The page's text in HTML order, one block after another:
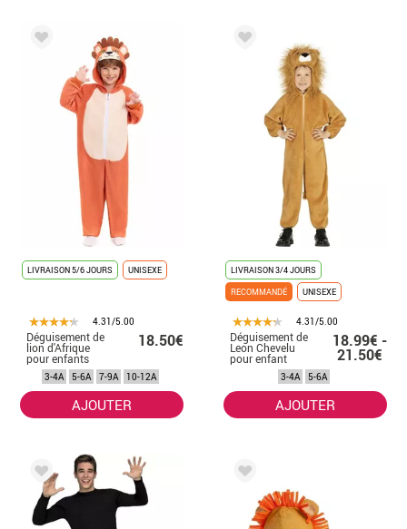
LIVRAISON 5/6 JOURS UNISEXE
4.31/5.00
Déguisement de
lion d'Afrique
pour enfants
18.50€
3-4A 5-6A 7-9A 10-12A
AJOUTER
LIVRAISON 3/4 JOURS
RECOMMANDÉ
UNISEXE
4.31/5.00
Déguisement de
Leon Chevelu
pour enfant
18.99€ -
21.50€
3-4A 5-6A
AJOUTER